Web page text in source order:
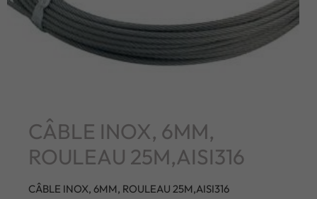
CÂBLE INOX, 6MM,
ROULEAU 25M,AISI316
CÂBLE INOX, 6MM, ROULEAU 25M,AISI316